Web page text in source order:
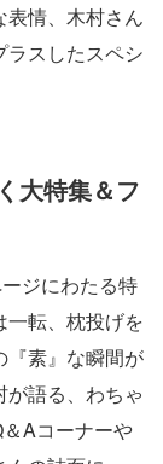
情、木村さん
ラスしたスペシ
大特集＆フ
ジにわたる特
転、枕投げを
素』な瞬間が
語る、わちゃ
Aコーナーや